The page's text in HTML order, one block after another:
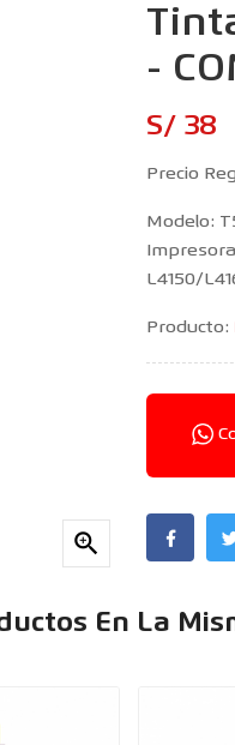

-
S/ 38
Precio
Modelo:
L4150/
Producto:
En La